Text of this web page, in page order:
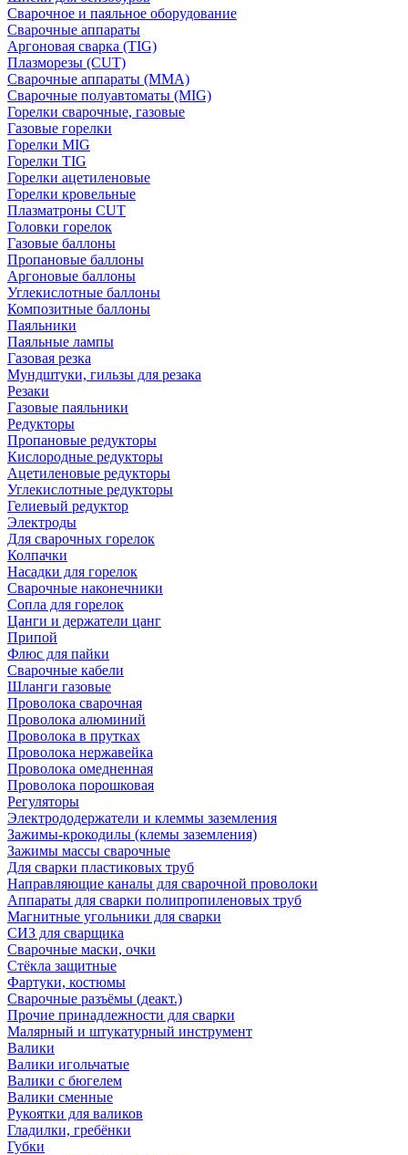
Сварочное и паяльное оборудование
Сварочные аппараты
Аргоновая сварка (TIG)
Плазморезы (CUT)
Сварочные аппараты (MMA)
Сварочные полуавтоматы (MIG)
Горелки сварочные, газовые
Газовые горелки
Горелки MIG
Горелки TIG
Горелки ацетиленовые
Горелки кровельные
Плазматроны CUT
Головки горелок
Газовые баллоны
Пропановые баллоны
Аргоновые баллоны
Углекислотные баллоны
Композитные баллоны
Паяльники
Паяльные лампы
Газовая резка
Мундштуки, гильзы для резака
Резаки
Газовые паяльники
Редукторы
Пропановые редукторы
Кислородные редукторы
Ацетиленовые редукторы
Углекислотные редукторы
Гелиевый редуктор
Электроды
Для сварочных горелок
Колпачки
Насадки для горелок
Сварочные наконечники
Сопла для горелок
Цанги и держатели цанг
Припой
Флюс для пайки
Сварочные кабели
Шланги газовые
Проволока сварочная
Проволока алюминий
Проволока в прутках
Проволока нержавейка
Проволока омедненная
Проволока порошковая
Регуляторы
Электрододержатели и клеммы заземления
Зажимы-крокодилы (клемы заземления)
Зажимы массы сварочные
Для сварки пластиковых труб
Направляющие каналы для сварочной проволоки
Аппараты для сварки полипропиленовых труб
Магнитные угольники для сварки
СИЗ для сварщика
Сварочные маски, очки
Стёкла защитные
Фартуки, костюмы
Сварочные разъёмы (деакт.)
Прочие принадлежности для сварки
Малярный и штукатурный инструмент
Валики
Валики игольчатые
Валики с бюгелем
Валики сменные
Рукоятки для валиков
Гладилки, гребёнки
Губки